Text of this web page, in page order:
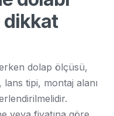
dikkat
dolap ölçüsü,
tipi, montaj alanı